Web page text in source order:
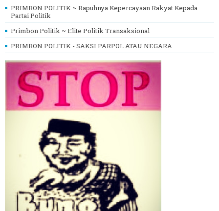
PRIMBON POLITIK ~ Rapuhnya Kepercayaan Rakyat Kepada
Partai Politik
Primbon Politik ~ Elite Politik Transaksional
PRIMBON POLITIK - SAKSI PARPOL ATAU NEGARA